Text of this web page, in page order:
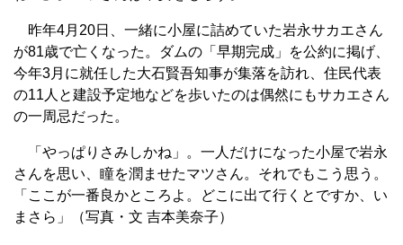
昨年4月20日、一緒に小屋に詰めていた岩永サカエさん
が81歳で亡くなった。ダムの「早期完成」を公約に掲げ、
今年3月に就任した大石賢吾知事が集落を訪れ、住民代表
の11人と建設予定地などを歩いたのは偶然にもサカエさん
の一周忌だった。
「やっぱりさみしかね」。一人だけになった小屋で岩永
さんを思い、瞳を潤ませたマツさん。それでもこう思う。
「ここが一番良かところよ。どこに出て行くとですか、い
まさら」（写真・文 吉本美奈子）